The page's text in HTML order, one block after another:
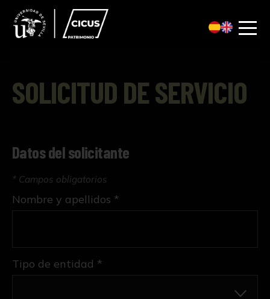
SOLICITUD DE SERVICIO
Datos del solicitante
* Campos obligatorios
Tipo de entidad *
Nombre y apellidos *